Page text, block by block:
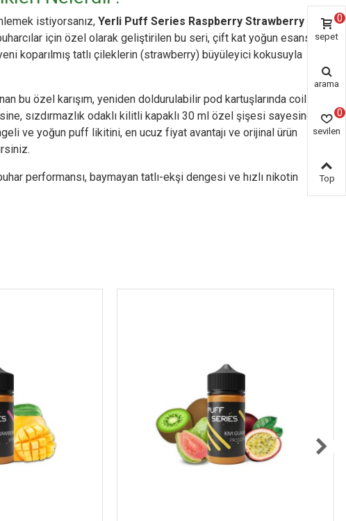
istiyorsanız, Yerli Puff Series Raspberry Strawberry Salt
için özel olarak geliştirilen bu seri, çift kat yoğun esans
koparılmış tatlı çileklerin (strawberry) büyüleyici kokusuyla
bu özel karışım, yeniden doldurulabilir pod kartuşlarında coil
sızdırmazlık odaklı kilitli kapaklı 30 ml özel şişesi sayesinde
ve yoğun puff likitini, en ucuz fiyat avantajı ve orijinal ürün
performansı, baymayan tatlı-ekşi dengesi ve hızlı nikotin
sepet
0
arama
sevilen
0
Top